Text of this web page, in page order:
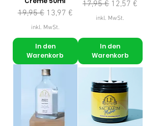
Standardpreis
19,95 € Sale-Preis
13,97 €
inkl. MwSt.
In den
Warenkorb
Standardpreis
17,95 € Sale-Preis
12,57 €
inkl. MwSt.
In den
Warenkorb